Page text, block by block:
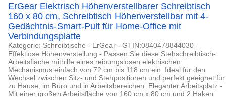
ErGear Elektrisch Höhenverstellbarer Schreibtisch
160 x 80 cm, Schreibtisch Höhenverstellbar mit 4-
Gedächtnis-Smart-Pult für Home-Office mit
Verbindungsplatte
Kategorie: Schreibtische - ErGear - GTIN:0840478844030 -
Effektlose Höhenverstellung - Passen Sie diese Stehschreibtisch-
Arbeitsfläche mithilfe eines reibungslosen elektrischen
Mechanismus einfach von 72 cm bis 118 cm ein. Ideal für den
Wechsel zwischen Sitz- und Stehpositionen und perfekt geeignet für
zu Hause, im Büro und in Arbeitsbereichen. Eleganter Arbeitsplatz -
Mit einer großen Arbeitsfläche von 160 cm x 80 cm und 2 Haken